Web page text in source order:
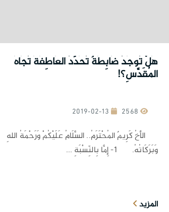
هَلْ تُوجَدُ ضَابِطَةٌ تُحَدِّدُ العَاطِفَةَ تُجَاهَ
المُقَدَّسِ؟!
2019-02-13
الأخُ كَرِيمٌ المُحْتَرَمُ.. السَّلَامُ عَلَيْكُمْ وَرَحْمَةُ اللهِ
وَبَرَكَاتُهُ. 1- إِمَّا بِالنِّسْبَةِ ...
المزيد